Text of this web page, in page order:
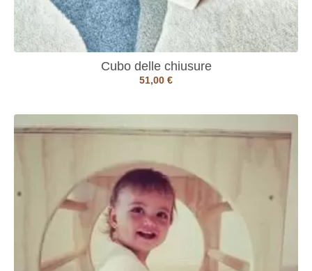
Cubo delle chiusure
51,00 €